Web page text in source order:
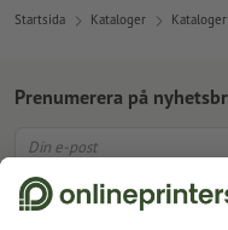
Startsida Kataloger
Om oss
Prenumerera på